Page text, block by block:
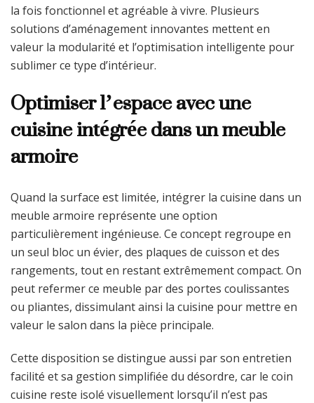
la fois fonctionnel et agréable à vivre. Plusieurs
solutions d’aménagement innovantes mettent en
valeur la modularité et l’optimisation intelligente pour
sublimer ce type d’intérieur.
Optimiser l’espace avec une
cuisine intégrée dans un meuble
armoire
Quand la surface est limitée, intégrer la cuisine dans un
meuble armoire représente une option
particulièrement ingénieuse. Ce concept regroupe en
un seul bloc un évier, des plaques de cuisson et des
rangements, tout en restant extrêmement compact. On
peut refermer ce meuble par des portes coulissantes
ou pliantes, dissimulant ainsi la cuisine pour mettre en
valeur le salon dans la pièce principale.
Cette disposition se distingue aussi par son entretien
facilité et sa gestion simplifiée du désordre, car le coin
cuisine reste isolé visuellement lorsqu’il n’est pas